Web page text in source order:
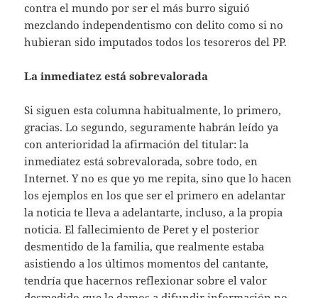
contra el mundo por ser el más burro siguió
mezclando independentismo con delito como si no
hubieran sido imputados todos los tesoreros del PP.
La inmediatez está sobrevalorada
Si siguen esta columna habitualmente, lo primero,
gracias. Lo segundo, seguramente habrán leído ya
con anterioridad la afirmación del titular: la
inmediatez está sobrevalorada, sobre todo, en
Internet. Y no es que yo me repita, sino que lo hacen
los ejemplos en los que ser el primero en adelantar
la noticia te lleva a adelantarte, incluso, a la propia
noticia. El fallecimiento de Peret y el posterior
desmentido de la familia, que realmente estaba
asistiendo a los últimos momentos del cantante,
tendría que hacernos reflexionar sobre el valor